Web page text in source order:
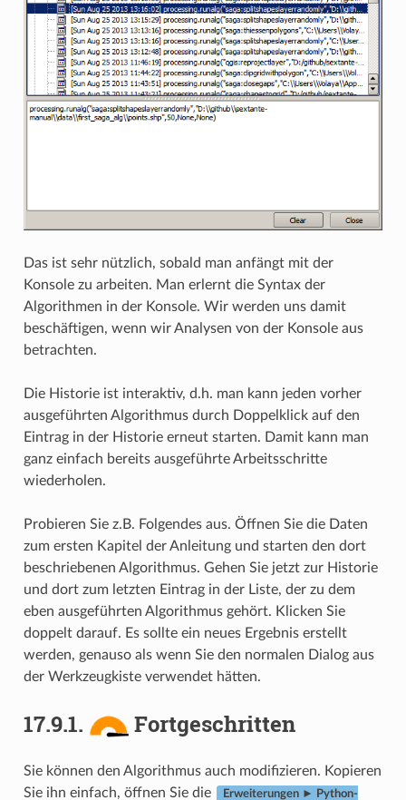
Das ist sehr nützlich, sobald man anfängt mit der
Konsole zu arbeiten. Man erlernt die Syntax der
Algorithmen in der Konsole. Wir werden uns damit
beschäftigen, wenn wir Analysen von der Konsole aus
betrachten.
Die Historie ist interaktiv, d.h. man kann jeden vorher
ausgeführten Algorithmus durch Doppelklick auf den
Eintrag in der Historie erneut starten. Damit kann man
ganz einfach bereits ausgeführte Arbeitsschritte
wiederholen.
Probieren Sie z.B. Folgendes aus. Öffnen Sie die Daten
zum ersten Kapitel der Anleitung und starten den dort
beschriebenen Algorithmus. Gehen Sie jetzt zur Historie
und dort zum letzten Eintrag in der Liste, der zu dem
eben ausgeführten Algorithmus gehört. Klicken Sie
doppelt darauf. Es sollte ein neues Ergebnis erstellt
werden, genauso als wenn Sie den normalen Dialog aus
der Werkzeugkiste verwendet hätten.
17.9.1. Fortgeschritten
Sie können den Algorithmus auch modifizieren. Kopieren
Sie ihn einfach, öffnen Sie die
Erweiterungen ► Python-